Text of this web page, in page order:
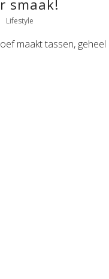
smaak!
Lifestyle
maakt tassen,